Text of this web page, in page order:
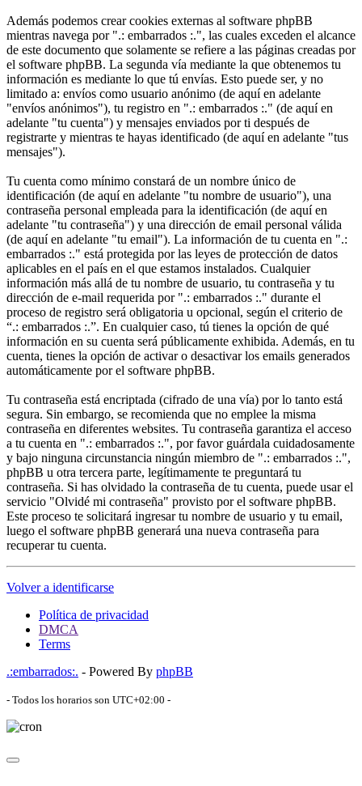
Además podemos crear cookies externas al software phpBB
mientras navega por ".: embarrados :.", las cuales exceden el alcance
de este documento que solamente se refiere a las páginas creadas por
el software phpBB. La segunda vía mediante la que obtenemos tu
información es mediante lo que tú envías. Esto puede ser, y no
limitado a: envíos como usuario anónimo (de aquí en adelante
"envíos anónimos"), tu registro en ".: embarrados :." (de aquí en
adelante "tu cuenta") y mensajes enviados por ti después de
registrarte y mientras te hayas identificado (de aquí en adelante "tus
mensajes").
Tu cuenta como mínimo constará de un nombre único de
identificación (de aquí en adelante "tu nombre de usuario"), una
contraseña personal empleada para la identificación (de aquí en
adelante "tu contraseña") y una dirección de email personal válida
(de aquí en adelante "tu email"). La información de tu cuenta en ".:
embarrados :." está protegida por las leyes de protección de datos
aplicables en el país en el que estamos instalados. Cualquier
información más allá de tu nombre de usuario, tu contraseña y tu
dirección de e-mail requerida por ".: embarrados :." durante el
proceso de registro será obligatoria u opcional, según el criterio de
“.: embarrados :.”. En cualquier caso, tú tienes la opción de qué
información en su cuenta será públicamente exhibida. Además, en tu
cuenta, tienes la opción de activar o desactivar los emails generados
automáticamente por el software phpBB.
Tu contraseña está encriptada (cifrado de una vía) por lo tanto está
segura. Sin embargo, se recomienda que no emplee la misma
contraseña en diferentes websites. Tu contraseña garantiza el acceso
a tu cuenta en ".: embarrados :.", por favor guárdala cuidadosamente
y bajo ninguna circunstancia ningún miembro de ".: embarrados :.",
phpBB u otra tercera parte, legítimamente te preguntará tu
contraseña. Si has olvidado la contraseña de tu cuenta, puede usar el
servicio "Olvidé mi contraseña" provisto por el software phpBB.
Este proceso te solicitará ingresar tu nombre de usuario y tu email,
luego el software phpBB generará una nueva contraseña para
recuperar tu cuenta.
Volver a identificarse
Política de privacidad
DMCA
Terms
.:embarrados:. - Powered By phpBB
- Todos los horarios son UTC+02:00 -